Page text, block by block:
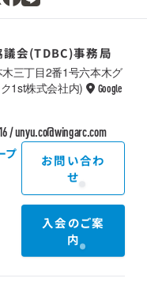
議会(TDBC)事務局
三丁目2番1号六本木グ
1st株式会社内)
Google
/unyu.co@wingarc.com
プ
お問い合わ
せ
入会のご案
内